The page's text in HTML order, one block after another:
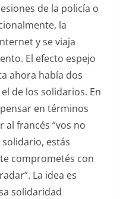
de la policía o
la
y se viaja
El efecto espejo
ahora había dos
de los solidarios. En
en términos
al francés “vos no
estás
comprometés con
La idea es
solidaridad